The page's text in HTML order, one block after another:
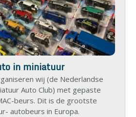
in miniatuur
wij (de Nederlandse
Auto Club) met gepaste
beurs. Dit is de grootste
autobeurs in Europa.